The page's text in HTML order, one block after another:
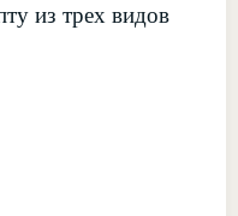
из трех видов